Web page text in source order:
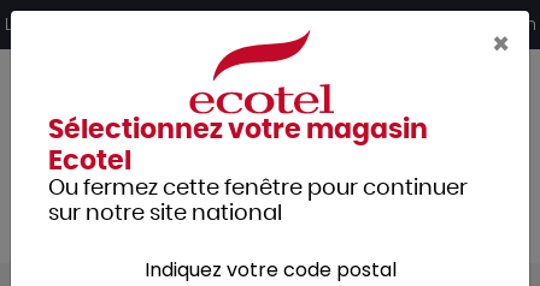
Livraison offerte dès 249€ HT d’achat et retrait 2h en magasin
×
Sélectionnez votre magasin
Ecotel
Ou fermez cette fenêtre pour continuer
sur notre site national
Indiquez votre code postal
Panneau de gestion des cookies